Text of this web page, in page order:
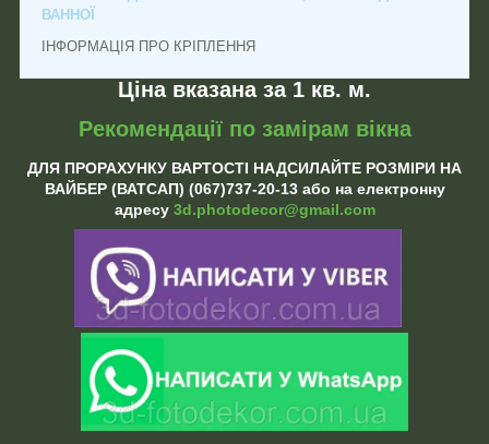
ВАННОЇ
ІНФОРМАЦІЯ ПРО КРІПЛЕННЯ
Ціна вказана за 1 кв. м.
Рекомендації по замірам вікна
ДЛЯ ПРОРАХУНКУ ВАРТОСТІ НАДСИЛАЙТЕ РОЗМІРИ НА
ВАЙБЕР (ВАТСАП) (067)737-20-13 або на електронну
адресу 3d.photodecor@gmail.com